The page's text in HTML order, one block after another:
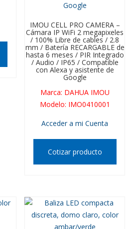
IMOU CELL PRO CAMERA –
Cámara IP WiFi 2 megapixeles
/ 100% Libre de cables / 2.8
mm / Batería RECARGABLE de
hasta 6 meses / PIR Integrado
/ Audio / IP65 / Compatible
con Alexa y asistente de
Google
Marca: DAHUA IMOU
Modelo: IMO0410001
Acceder a mi Cuenta
Cotizar producto